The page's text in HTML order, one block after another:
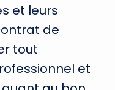
et leurs
de
tout
et